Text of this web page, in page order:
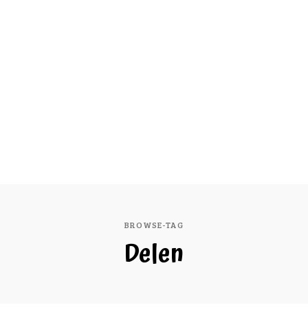
BROWSE-TAG
Delen